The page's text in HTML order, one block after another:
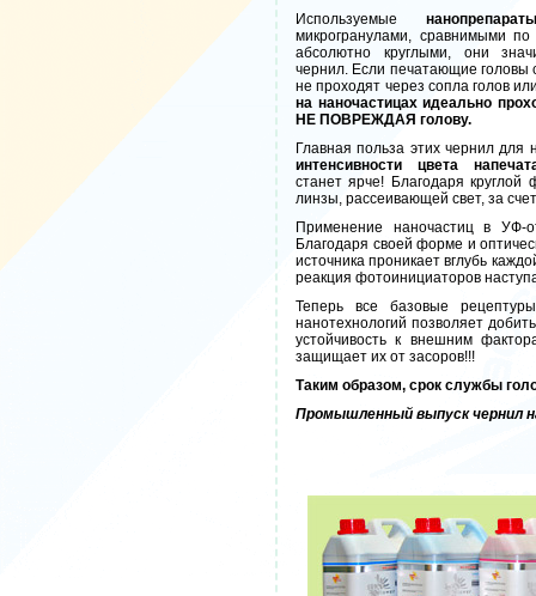
Используемые нанопрепараты
микрогранулами, сравнимыми
абсолютно круглыми, они
чернил. Если печатающие головы
не проходят через сопла голов
на наночастицах идеально
НЕ ПОВРЕЖДАЯ голову.
Главная польза этих чернил
интенсивности цвета
станет ярче! Благодаря
линзы, рассеивающей свет, за
Применение наночастиц в УФ-
Благодаря своей форме и
источника проникает вглубь
реакция фотоинициаторов
Теперь все базовые
нанотехнологий позволяет
устойчивость к внешним
защищает их от засоров!!!
Таким образом, срок службы
Промышленный выпуск чернил